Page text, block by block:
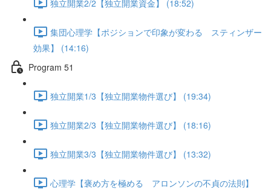
独立開業2/2【独立開業資金】 (18:52)
集団心理学【ポジションで印象が変わる スティンザー
効果】 (14:16)
Program 51
独立開業1/3【独立開業物件選び】 (19:34)
独立開業2/3【独立開業物件選び】 (18:16)
独立開業3/3【独立開業物件選び】 (13:32)
心理学【褒め方を極める アロンソンの不貞の法則】